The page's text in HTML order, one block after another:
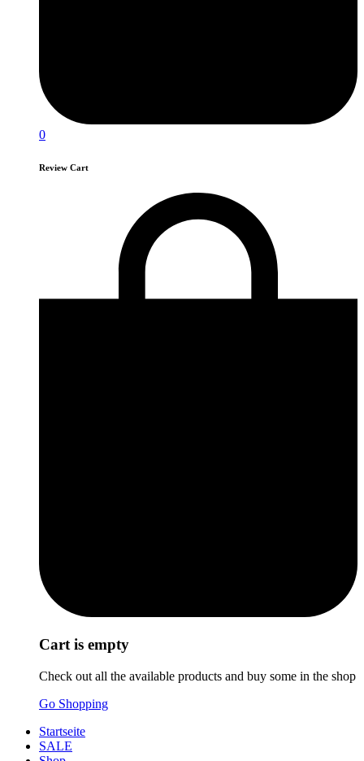
0
Review Cart
Cart is empty
Check out all the available products and buy some in the shop
Go Shopping
Startseite
SALE